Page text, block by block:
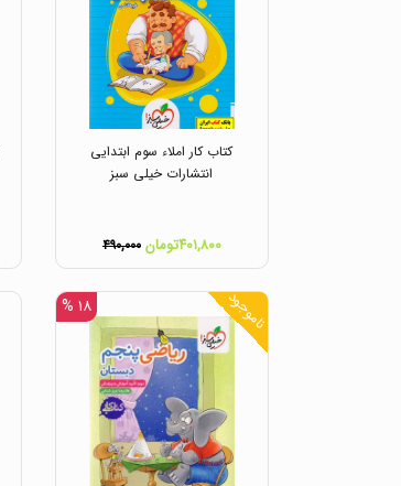
کتاب کار املاء سوم ابتدایی
انتشارات خیلی سبز
۴۰۱,۸۰۰تومان ۴۹۰,۰۰۰
ناموجود ۱۸ %